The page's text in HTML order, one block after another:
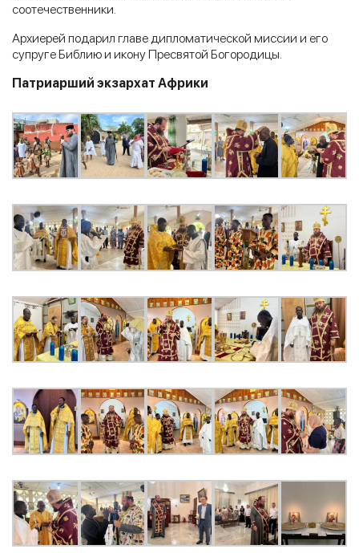
соотечественники.
Архиерей подарил главе дипломатической миссии и его
супруге Библию и икону Пресвятой Богородицы.
Патриарший экзархат Африки